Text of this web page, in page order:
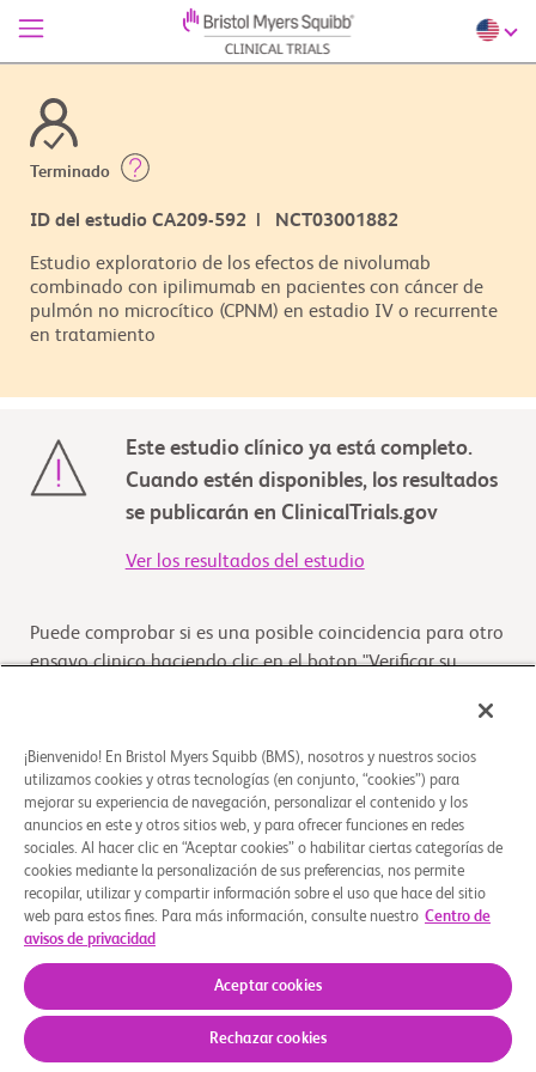
Terminado
ID del estudio CA209-592 | NCT03001882
Estudio exploratorio de los efectos de nivolumab
combinado con ipilimumab en pacientes con cáncer de
pulmón no microcítico (CPNM) en estadio IV o recurrente
en tratamiento
Este estudio clínico ya está completo.
Cuando estén disponibles, los resultados
se publicarán en ClinicalTrials.gov
Ver los resultados del estudio
Puede comprobar si es una posible coincidencia para otro
ensayo clinico haciendo clic en el boton "Verificar su
Verifique su elegibilidad
Descripción general
El objetivo de este estudio es explorar los posibles
vínculos entre las características de los pacientes y su
Quiénes somos Aviso legal Política de privacidad
¡Bienvenido! En Bristol Myers Squibb (BMS), nosotros y nuestros socios
utilizamos cookies y otras tecnologías (en conjunto, “cookies”) para
mejorar su experiencia de navegación, personalizar el contenido y los
anuncios en este y otros sitios web, y para ofrecer funciones en redes
sociales. Al hacer clic en “Aceptar cookies” o habilitar ciertas categorías de
cookies mediante la personalización de sus preferencias, nos permite
recopilar, utilizar y compartir información sobre el uso que hace del sitio
web para estos fines. Para más información, consulte nuestro Centro de
avisos de privacidad
Aceptar cookies
Rechazar cookies